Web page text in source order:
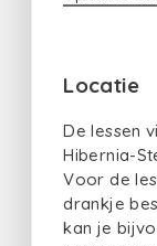
Locatie
De lessen
Hibernia-
Voor de
drankje
kan je